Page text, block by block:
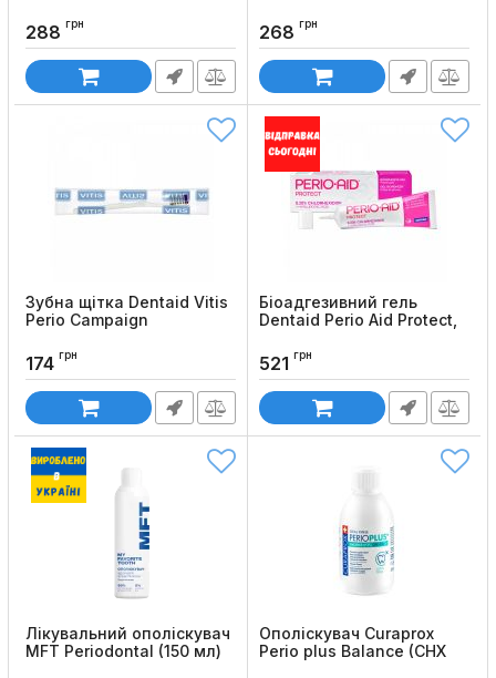
288 грн 268 грн
Зубна щітка Dentaid Vitis
Perio Campaign
174 грн
Біоадгезивний гель
Dentaid Perio Aid Protect,
Код товару:
521 грн
Лікувальний ополіскувач
MFT Periodontal (150 мл)
Ополіскувач Curaprox
Perio plus Balance (CHX